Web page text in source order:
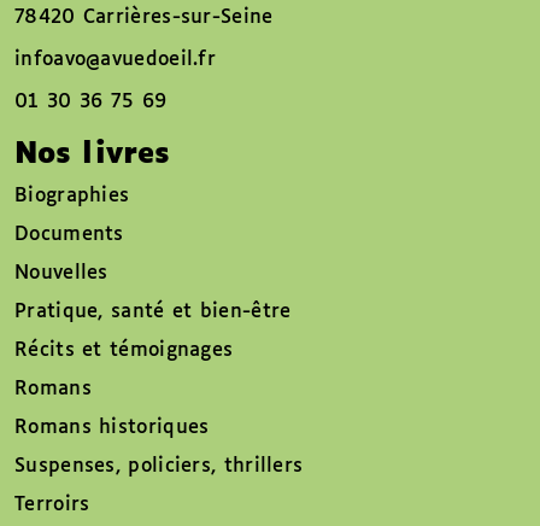
78420 Carrières-sur-Seine
infoavo@avuedoeil.fr
01 30 36 75 69
Nos livres
Biographies
Documents
Nouvelles
Pratique, santé et bien-être
Récits et témoignages
Romans
Romans historiques
Suspenses, policiers, thrillers
Terroirs